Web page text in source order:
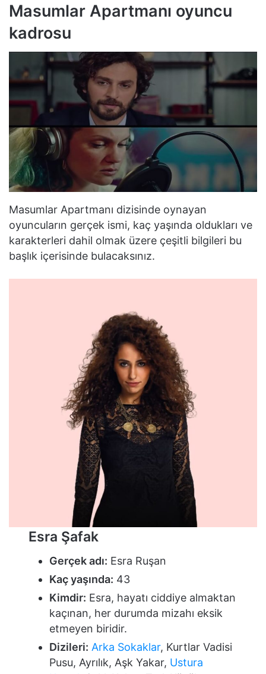
Masumlar Apartmanı oyuncu
kadrosu
Masumlar Apartmanı dizisinde oynayan
oyuncuların gerçek ismi, kaç yaşında oldukları ve
karakterleri dahil olmak üzere çeşitli bilgileri bu
başlık içerisinde bulacaksınız.
Esra Şafak
Gerçek adı: Esra Ruşan
Kaç yaşında: 43
Kimdir: Esra, hayatı ciddiye almaktan
kaçınan, her durumda mizahı eksik
etmeyen biridir.
Dizileri: Arka Sokaklar, Kurtlar Vadisi
Pusu, Ayrılık, Aşk Yakar, Ustura